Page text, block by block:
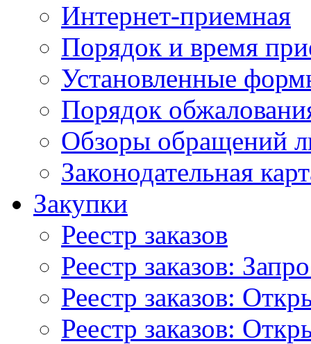
Интернет-приемная
Порядок и время
Установленные
Порядок
Обзоры обращений
Законодательная
Закупки
Реестр заказов
Реестр заказов:
Реестр заказов:
Реестр заказов: